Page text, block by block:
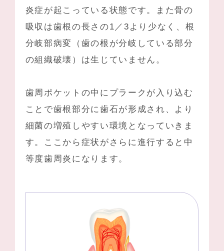
炎症が起こっている状態です。また骨の
吸収は歯根の長さの1／3より少なく、根
分岐部病変（歯の根が分岐している部分
の組織破壊）は生じていません。
歯周ポケットの中にプラークが入り込む
ことで歯根部分に歯石が形成され、より
細菌の増殖しやすい環境となっていきま
す。ここから症状がさらに進行すると中
等度歯周炎になります。